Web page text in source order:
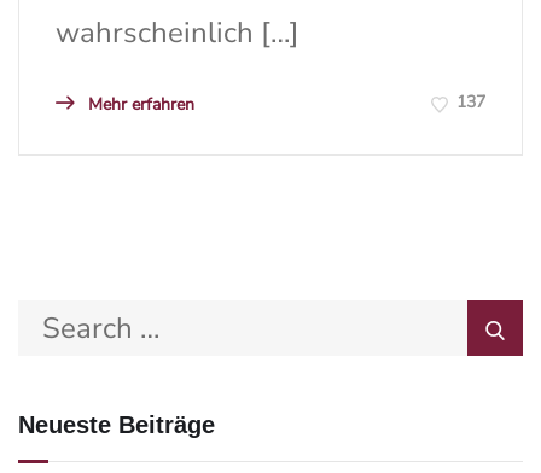
wahrscheinlich […]
Mehr erfahren 137
Neueste Beiträge